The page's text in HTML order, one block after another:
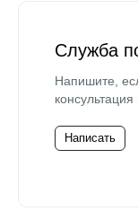
Служба
Напишите,
консультация
Написать